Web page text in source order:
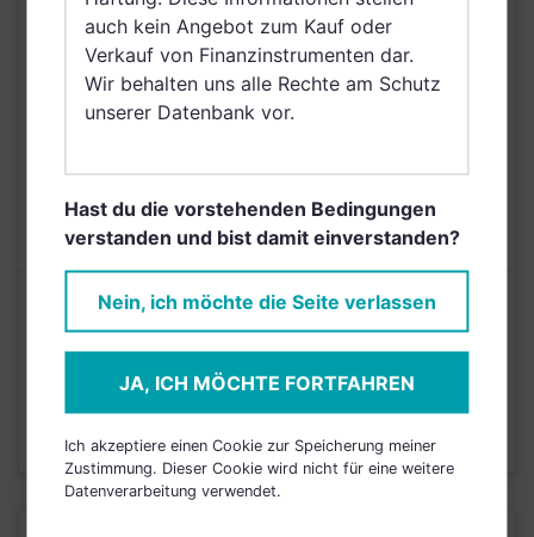
of the), Norwegen,
Vereinigte Arabische
Emirate, Singapur,
Griechenland, Brunei
AUSGABEAUFSCHLAG 5,00%
MAX. LAUFENDE
KOSTEN
2,25%
Risikoeinstufung laut Anbieter (KID)
2 3 4 5 6
Stand 30.09.2023
auch kein Angebot zum Kauf oder
Verkauf von Finanzinstrumenten dar.
Wir behalten uns alle Rechte am Schutz
unserer Datenbank vor.
Hast du die vorstehenden Bedingungen
verstanden und bist damit einverstanden?
Nein, ich möchte die Seite verlassen
JA, ICH MÖCHTE FORTFAHREN
Ich akzeptiere einen Cookie zur Speicherung meiner
Zustimmung. Dieser Cookie wird nicht für eine weitere
Datenverarbeitung verwendet.